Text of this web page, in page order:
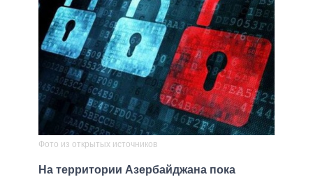
Фото из открытых источников
На территории Азербайджана пока